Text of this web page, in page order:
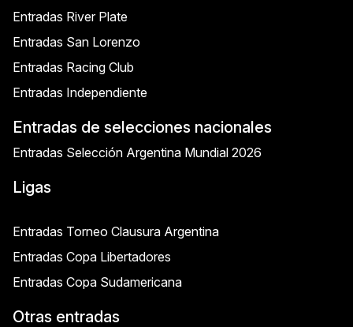
Entradas River Plate
Entradas San Lorenzo
Entradas Racing Club
Entradas Independiente
Entradas de selecciones nacionales
Entradas Selección Argentina Mundial 2026
Ligas
Entradas Torneo Clausura Argentina
Entradas Copa Libertadores
Entradas Copa Sudamericana
Otras entradas